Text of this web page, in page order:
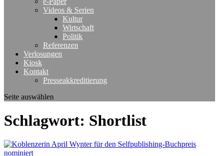
Videos & Serien
Kultur
Wirtschaft
Politik
Referenzen
Verlosungen
Kiosk
Kontakt
Presseakkreditierung
Seite auswählen
Schlagwort: Shortlist